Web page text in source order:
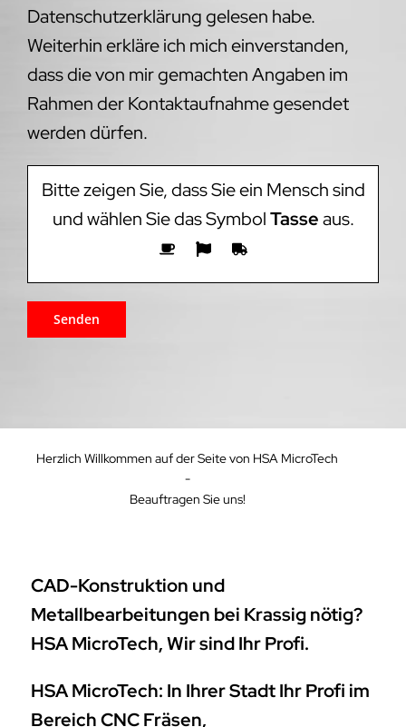
Datenschutzerklärung gelesen habe.
Weiterhin erkläre ich mich einverstanden,
dass die von mir gemachten Angaben im
Rahmen der Kontaktaufnahme gesendet
werden dürfen.
Bitte zeigen Sie, dass Sie ein Mensch sind
und wählen Sie das SymbolTasseaus.
Herzlich Willkommen auf der Seite von HSA MicroTech
-
Beauftragen Sie uns!
CAD-Konstruktion und
Metallbearbeitungen bei Krassig nötig?
HSA MicroTech, Wir sind Ihr Profi.
HSA MicroTech: In Ihrer Stadt Ihr Profi im
Bereich CNC Fräsen,